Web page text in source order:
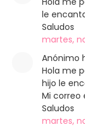
le
Saludos
martes,
Anónimo
Hola me
hijo le
Mi correo
Saludos
martes,